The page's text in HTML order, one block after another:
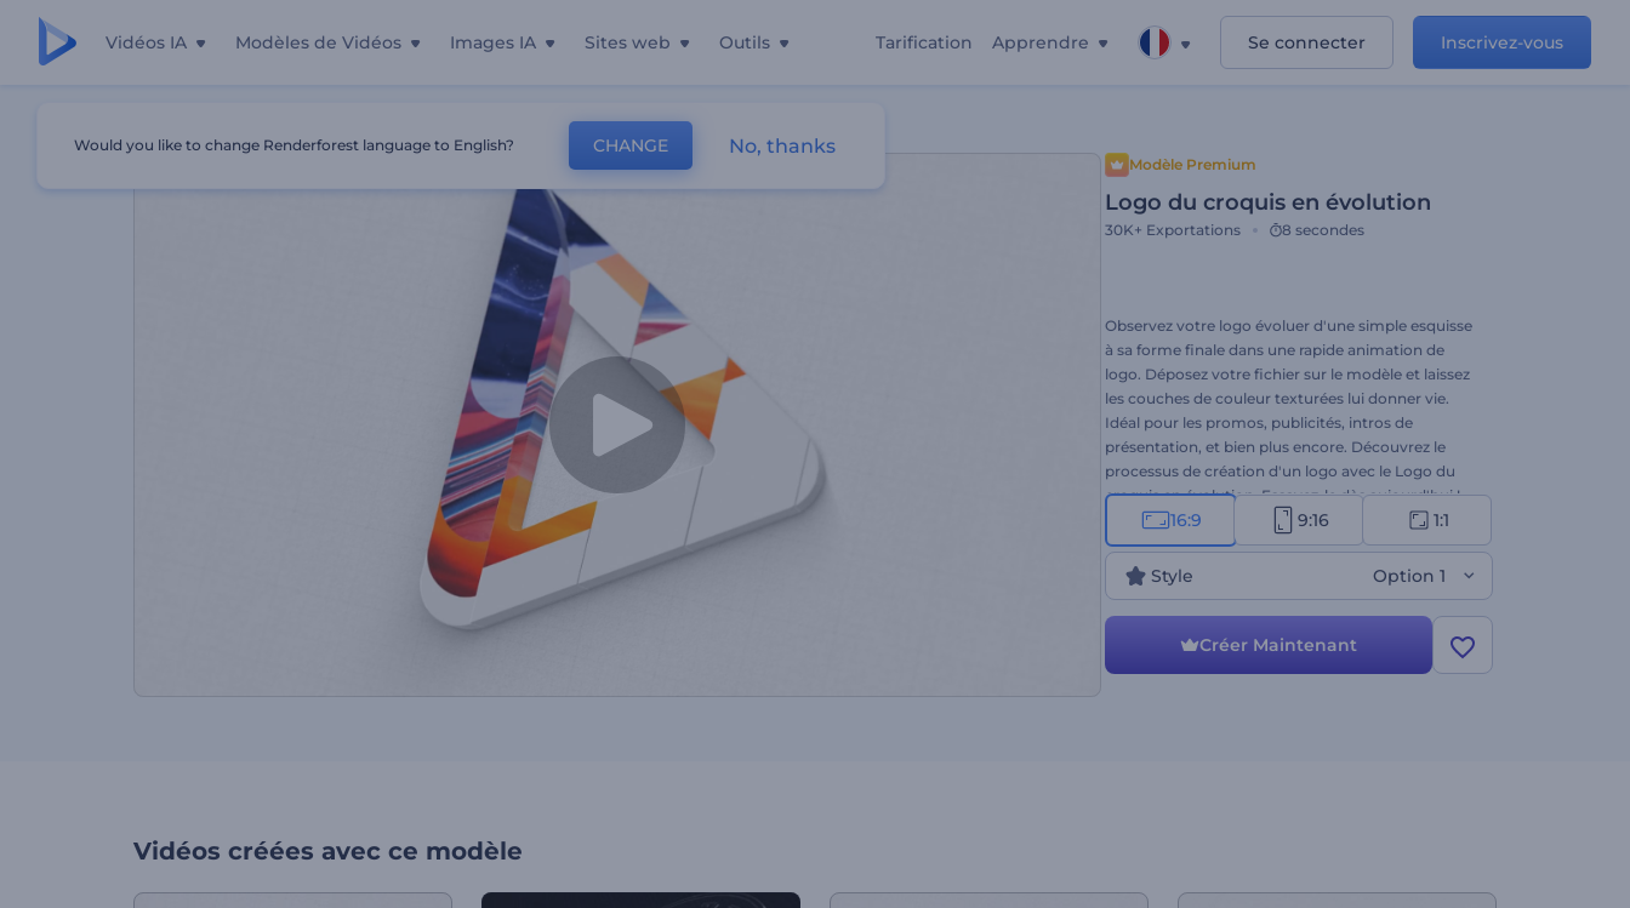
Vidéos IA Modèles de Vidéos Images IA Sites web Outils Tarification Apprendre Se connecter Inscrivez-vous
Modèle Premium
Logo du croquis en évolution
30K+ Exportations 8 secondes
Observez votre logo évoluer d'une simple esquisse
à sa forme finale dans une rapide animation de
logo. Déposez votre fichier sur le modèle et laissez
les couches de couleur texturées lui donner vie.
Idéal pour les promos, publicités, intros de
présentation, et bien plus encore. Découvrez le
processus de création d'un logo avec le Logo du
croquis en évolution. Essayez-le dès aujourd'hui !
16:9 9:16 1:1
Style Option 1
Créer Maintenant
Vidéos créées avec ce modèle
Would you like to change Renderforest language to English? CHANGE No, thanks